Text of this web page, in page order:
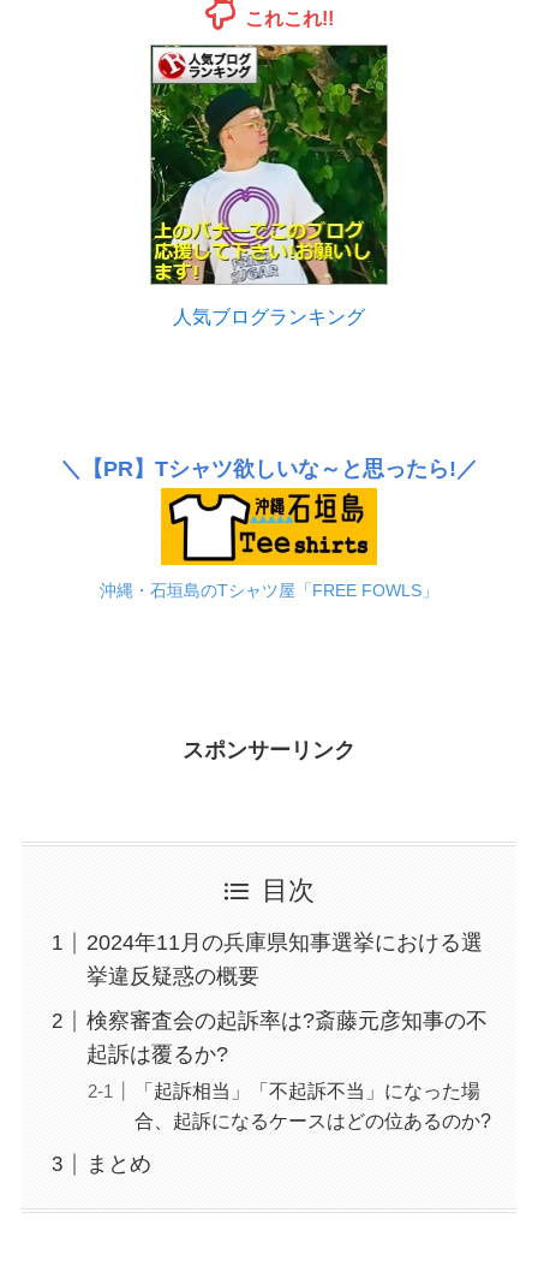
これこれ!!
人気ブログランキング
＼ 【PR】 Tシャツ欲しいな～と思ったら!／
沖縄・石垣島のTシャツ屋「FREE FOWLS」
スポンサーリンク
目次
2024年11月の兵庫県知事選挙における選
挙違反疑惑の概要
検察審査会の起訴率は?斎藤元彦知事の不
起訴は覆るか?
「起訴相当」「不起訴不当」になった場
合、起訴になるケースはどの位あるのか?
まとめ